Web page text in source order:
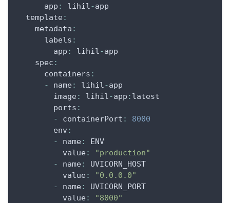
app : lihil-app
template :
metadata :
labels :
app : lihil-app
spec :
containers :
-
name : lihil-app
image : lihil-app : latest
ports :
-
containerPort :
8000
env :
-
name :
ENV
value :
"production"
-
name :
UVICORN_HOST
value :
"0.0.0.0"
-
name :
UVICORN_PORT
value :
"8000"